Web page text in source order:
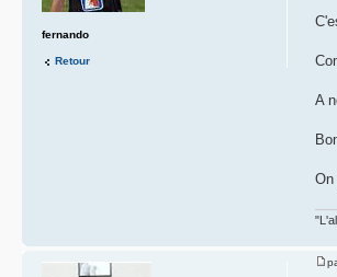
A
On
fernando
Retour